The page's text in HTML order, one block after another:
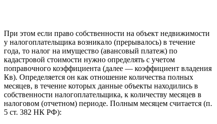
При этом если право собственности на объект недвижимости
у налогоплательщика возникало (прерывалось) в течение
года, то налог на имущество (авансовый платеж) по
кадастровой стоимости нужно определять с учетом
поправочного коэффициента (далее — коэффициент владения
Кв). Определяется он как отношение количества полных
месяцев, в течение которых данные объекты находились в
собственности налогоплательщика, к количеству месяцев в
налоговом (отчетном) периоде. Полным месяцем считается (п.
5 ст. 382 НК РФ):